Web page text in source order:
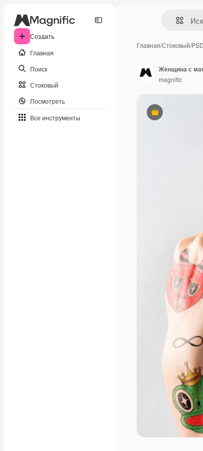
Создать
Главная
Поиск
Стоковый
Посмотреть
Все инструменты
Главная/Стоковый/PSD
Премиум
Женщина с
magnific